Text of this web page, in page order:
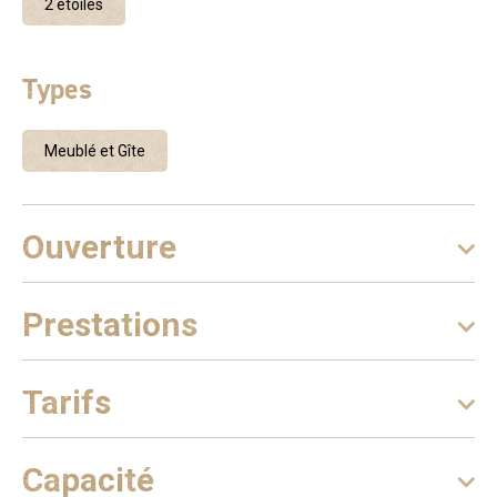
pavé et son ancien palais de justice. Le village de «
de 16 heures. Nous appliquons les protocoles sanitaires,
désinfection, ainsi qu’un nettoyage complet avant votre
arrivée. Appartement refait à neuf. D’une superficie de 66
m2 ,au rez-de-chaussez de la maison du propriétaire avec
une entrée indépendante. Coin cuisine avec un lave-
vaisselle, lave-linge, micro-ondes, four, plaques
électrique, frigo à grande capacité, congélateur, grille-pain,
bouilloire, casserole, poêle, couverts, etc… Coin salon :
avec télévision, wifi, enceinte, PlayStation 3 avec jeux,
livres, jeux de sociétés…. Un couloir distribue les deux
chambres et la salle de bain. Chambre 1 : Lit double avec
placard aménagé (Bel espace avec penderie). Chambre 2 :
Lit double et deux lits une personne (Lits superposés)
également équipé d’un placard aménagé. Salle de bain :
Meuble avec rangement, Douche, Sèche-cheveux, meuble
2 étoiles
Types
Meublé et Gîte
Ouverture
Prestations
Tarifs
Capacité